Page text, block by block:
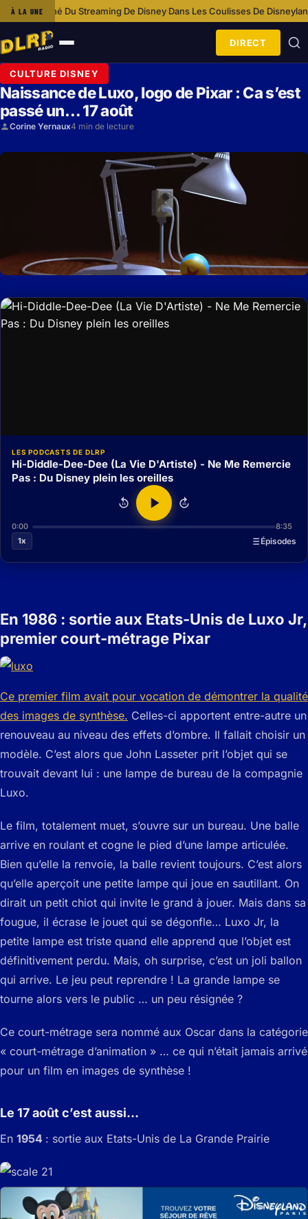
À LA UNE
Streaming De Disney·Dans Les Coulisses De Disneyland Paris Avec
Ouvrir
le
menu
DIRECT
CULTURE DISNEY
Naissance de Luxo, logo de Pixar : Ca s’est
passé un… 17 août
Corine Yernaux4 min de lecture
LES PODCASTS DE DLRP
Hi-Diddle-Dee-Dee (La Vie D'Artiste) - Ne Me Remercie
Pas : Du Disney plein les oreilles
15 15
0:00
8:35
1x
Épisodes
En 1986 : sortie aux Etats-Unis de Luxo Jr,
premier court-métrage Pixar
Ce premier film avait pour vocation de démontrer la qualité
des images de synthèse. Celles-ci apportent entre-autre un
renouveau au niveau des effets d’ombre. Il fallait choisir un
modèle. C’est alors que John Lasseter prit l’objet qui se
trouvait devant lui : une lampe de bureau de la compagnie
Luxo.
Le film, totalement muet, s’ouvre sur un bureau. Une balle
arrive en roulant et cogne le pied d’une lampe articulée.
Bien qu’elle la renvoie, la balle revient toujours. C’est alors
qu’elle aperçoit une petite lampe qui joue en sautillant. On
dirait un petit chiot qui invite le grand à jouer. Mais dans sa
fougue, il écrase le jouet qui se dégonfle… Luxo Jr, la
petite lampe est triste quand elle apprend que l’objet est
définitivement perdu. Mais, oh surprise, c’est un joli ballon
qui arrive. Le jeu peut reprendre ! La grande lampe se
tourne alors vers le public … un peu résignée ?
Ce court-métrage sera nommé aux Oscar dans la catégorie
« court-métrage d’animation » … ce qui n’était jamais arrivé
pour un film en images de synthèse !
Le 17 août c’est aussi…
En 1954 : sortie aux Etats-Unis de La Grande Prairie